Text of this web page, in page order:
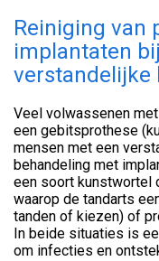
Reiniging van
implantaten
verstandelijke
Veel volwassenen
een gebitsprothese
mensen met een
behandeling met
een soort kunstwortel
waarop de tandarts
tanden of kiezen) of
In beide situaties is
om infecties en